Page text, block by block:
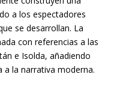
a los espectadores
se desarrollan. La
con referencias a las
e Isolda, añadiendo
a la narrativa moderna.